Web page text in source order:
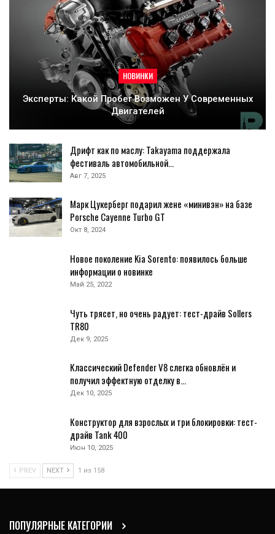
НОВИНКИ
Эксперты: Какой Пробег Возможен У Современных
Двигателей
Дрифт как по маслу: Takayama поддержала
фестиваль автомобильной…
Авг 7, 2025
Марк Цукерберг подарил жене «минивэн» на базе
Porsche Cayenne Turbo GT
Окт 8, 2024
Новое поколение Kia Sorento: появилось больше
информации о новинке
Май 25, 2022
Чуть трясет, но очень радует: тест-драйв Sollers
TR80
Дек 9, 2025
Классический Defender V8 слегка обновлён и
получил эффектную отделку в…
Дек 10, 2025
Конструктор для взрослых и три блокировки: тест-
драйв Tank 400
Июн 10, 2025
PREV NEXT 1 из 158
ПОПУЛЯРНЫЕ КАТЕГОРИИ